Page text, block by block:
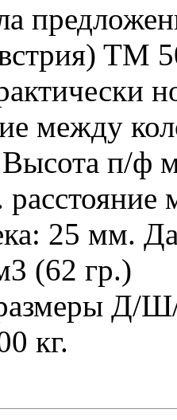
TM
между
п/ф
25 мм.
(62 гр.)
Д/
кг.